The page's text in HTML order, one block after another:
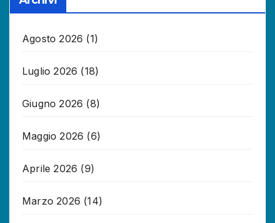
Agosto 2026 (1)
Luglio 2026 (18)
Giugno 2026 (8)
Maggio 2026 (6)
Aprile 2026 (9)
Marzo 2026 (14)